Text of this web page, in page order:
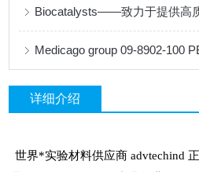
详细介绍
世界*实验材料供应商 advtechind